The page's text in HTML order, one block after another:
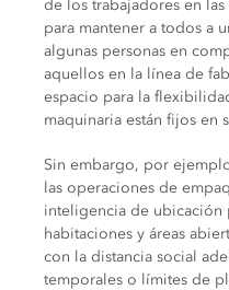
de los trabajadores en
para mantener a todos a
algunas personas en
aquellos en la línea de
espacio para la
maquinaria están fijos en
Sin embargo, por
las operaciones de
inteligencia de ubicación
habitaciones y áreas
con la distancia social
temporales o límites de